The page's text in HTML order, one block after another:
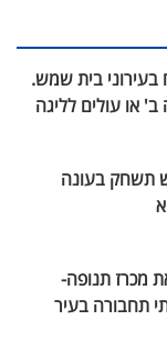
בית שמש.
או עולים לליגה
תשחק בעונה
מכרז תנופה-
תחבורה בעיר